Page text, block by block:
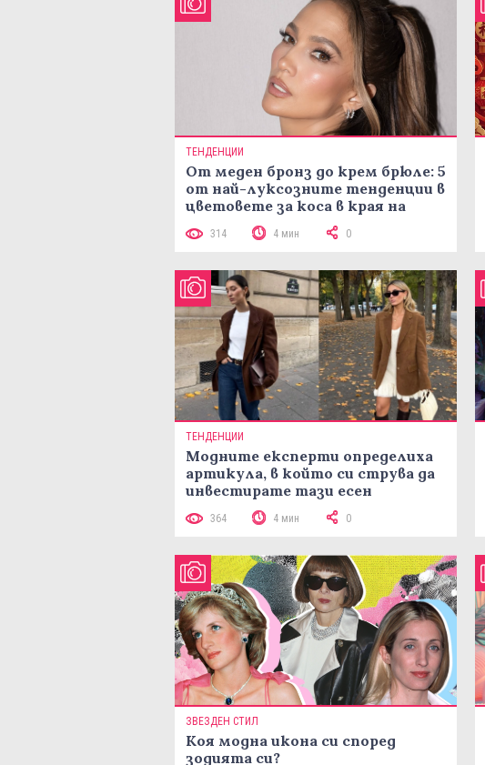
ТЕНДЕНЦИИ
От меден бронз до крем брюле: 5
от най-луксозните тенденции в
цветовете за коса в края на
314 4 мин 0
ТЕНДЕНЦИИ
Модните експерти определиха
артикула, в който си струва да
инвестирате тази есен
364 4 мин 0
ЗВЕЗДЕН СТИЛ
Коя модна икона си според
зодията си?